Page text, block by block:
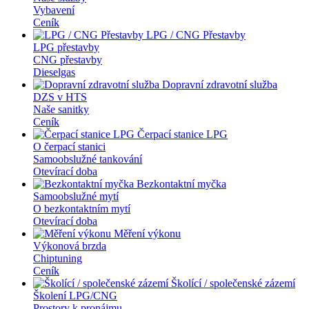
Vybavení
Ceník
LPG / CNG Přestavby
LPG přestavby
CNG přestavby
Dieselgas
Dopravní zdravotní služba
DZS v HTS
Naše sanitky
Ceník
Čerpací stanice LPG
O čerpací stanici
Samoobslužné tankování
Otevírací doba
Bezkontaktní myčka
Samoobslužné mytí
O bezkontaktním mytí
Otevírací doba
Měření výkonu
Výkonová brzda
Chiptuning
Ceník
Školící / společenské zázemí
Školení LPG/CNG